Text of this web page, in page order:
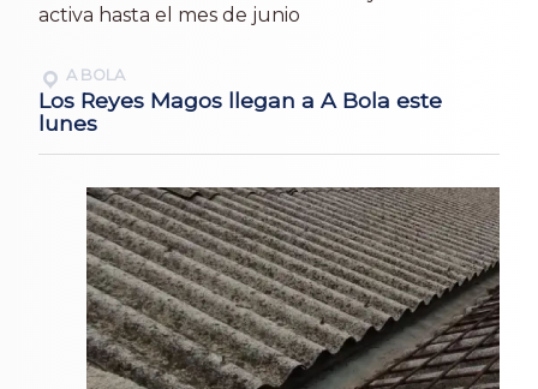
activa hasta el mes de junio
A BOLA
Los Reyes Magos llegan a A Bola este
lunes